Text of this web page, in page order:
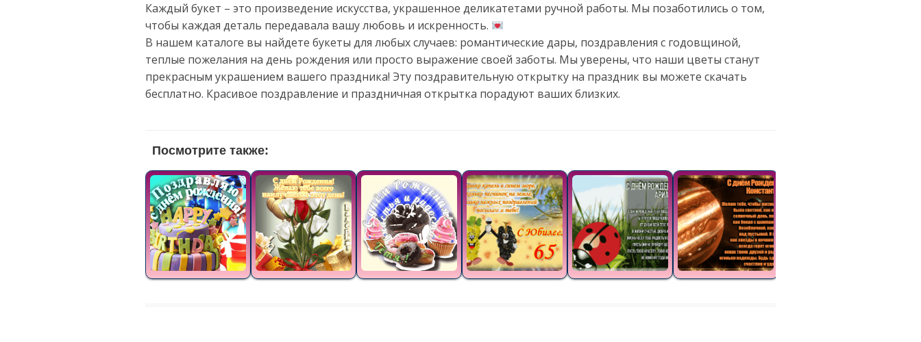
Каждый букет – это произведение искусства, украшенное деликатетами ручной работы. Мы позаботились о том,
чтобы каждая деталь передавала вашу любовь и искренность.
В нашем каталоге вы найдете букеты для любых случаев: романтические дары, поздравления с годовщиной,
теплые пожелания на день рождения или просто выражение своей заботы. Мы уверены, что наши цветы станут
прекрасным украшением вашего праздника! Эту поздравительную открытку на праздник вы можете скачать
бесплатно. Красивое поздравление и праздничная открытка порадуют ваших близких.
Посмотрите также: